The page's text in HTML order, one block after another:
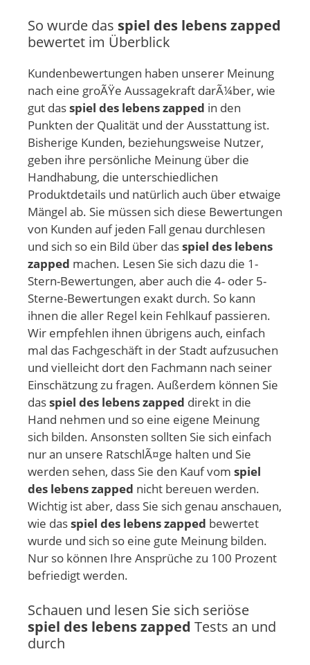
So wurde das spiel des lebens zapped
bewertet im Überblick
Kundenbewertungen haben unserer Meinung
nach eine groÃŸe Aussagekraft darÃ¼ber, wie
gut dasspiel des lebens zapped in den
Punkten der Qualität und der Ausstattung ist.
Bisherige Kunden, beziehungsweise Nutzer,
geben ihre persönliche Meinung über die
Handhabung, die unterschiedlichen
Produktdetails und natürlich auch über etwaige
Mängel ab. Sie müssen sich diese Bewertungen
von Kunden auf jeden Fall genau durchlesen
und sich so ein Bild über dasspiel des lebens
zapped machen. Lesen Sie sich dazu die 1-
Stern-Bewertungen, aber auch die 4- oder 5-
Sterne-Bewertungen exakt durch. So kann
ihnen die aller Regel kein Fehlkauf passieren.
Wir empfehlen ihnen übrigens auch, einfach
mal das Fachgeschäft in der Stadt aufzusuchen
und vielleicht dort den Fachmann nach seiner
Einschätzung zu fragen. Außerdem können Sie
dasspiel des lebens zapped direkt in die
Hand nehmen und so eine eigene Meinung
sich bilden. Ansonsten sollten Sie sich einfach
nur an unsere RatschlÃ¤ge halten und Sie
werden sehen, dass Sie den Kauf vom spiel
des lebens zapped nicht bereuen werden.
Wichtig ist aber, dass Sie sich genau anschauen,
wie dasspiel des lebens zapped bewertet
wurde und sich so eine gute Meinung bilden.
Nur so können Ihre Ansprüche zu 100 Prozent
befriedigt werden.
Schauen und lesen Sie sich seriöse
spiel des lebens zapped Tests an und
durch